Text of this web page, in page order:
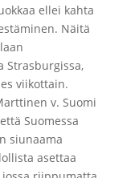
ellei kahta
Näitä
Strasburgissa,
viikottain.
v. Suomi
Suomessa
siunaama
asettaa